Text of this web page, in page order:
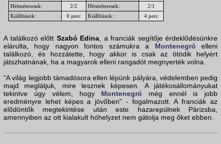
Hétméteresek:
2/2 Hétméteresek:
2/1
Kiállítások:
0 perc Kiállítások: 4 perc
A találkozó előtt Szabó Edina, a franciák segítője érdeklődésünkre
elárulta, hogy nagyon fontos számukra a Montenegró elleni
találkozó, és hozzátette, hogy akkor is csak az ötödik helyért
játszhatnának, ha a magyarok elleni rangadót megnyerték volna.
"A világ legjobb támadósora ellen lépünk pályára, védelemben pedig
majd meglátjuk, mire lesznek képesen. A játékosállományukat
tekintve úgy vélem, hogy Montenegró még ennél is jobb
eredményre lehet képes a jövőben" - fogalmazott. A franciák az
elődöntők megtekintése után este hazarepülnek Párizsba,
amennyiben az ott kialakult hóhelyzet nem gátolja meg őket ebben.